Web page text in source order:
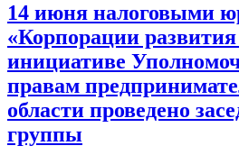
14 июня налоговыми
«Корпорации развития
инициативе
правам
области проведено
группы